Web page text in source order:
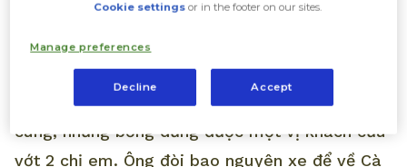
xe nhưng tay lái quá ghê gớm nên chẳng có nơi
nào chịu nhận.
Cứ tưởng Tết này 2 chị em sẽ chịu cảnh đường
cùng, nhưng bỗng dưng được một vị khách cứu
vớt 2 chị em. Ông đòi bao nguyên xe để về Cà
Cookie settings or in the footer on our sites.
Manage preferences
Decline Accept